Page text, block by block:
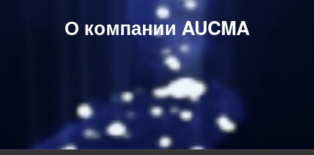
О компании AUCMA